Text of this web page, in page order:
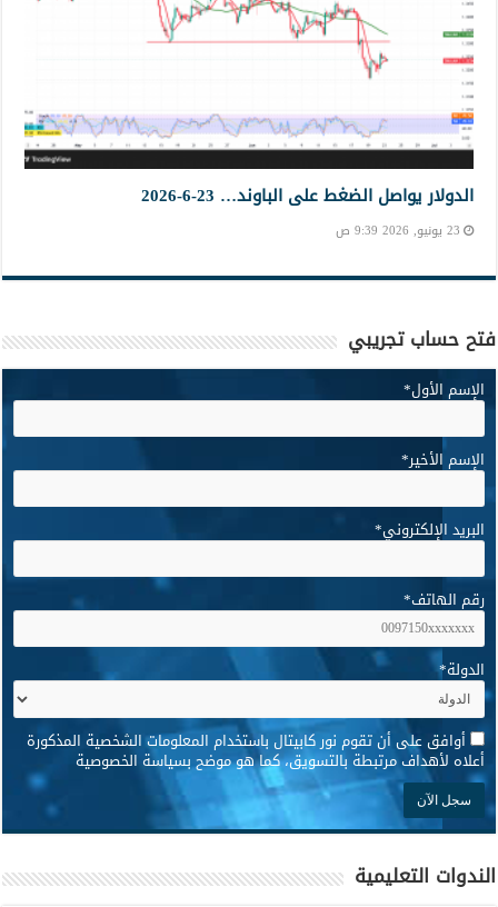
الدولار يواصل الضغط على الباوند… 23-6-2026
23 يونيو, 2026 9:39 ص
فتح حساب تجريبي
الإسم الأول*
الإسم الأخير*
البريد الإلكتروني*
رقم الهاتف*
الدولة*
* أوافق على أن تقوم نور كابيتال باستخدام المعلومات الشخصية المذكورة
أعلاه لأهداف مرتبطة بالتسويق، كما هو موضح بسياسة الخصوصية
الندوات التعليمية